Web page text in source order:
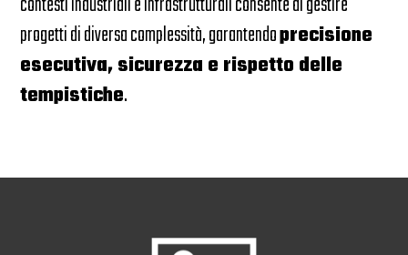
progetti di diversa complessità, garantendoprecisione
esecutiva, sicurezza e rispetto delle
tempistiche.